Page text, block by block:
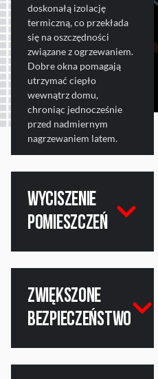
doskonałą izolację
termiczną, co przekłada
się na oszczędności
związane z ogrzewaniem.
Dobre okna pomagają
utrzymać ciepło
wewnątrz domu,
chroniąc jednocześnie
przed nadmiernym
nagrzewaniem latem.
Wyciszenie
pomieszczeń
Zwiększone
bezpieczeństwo